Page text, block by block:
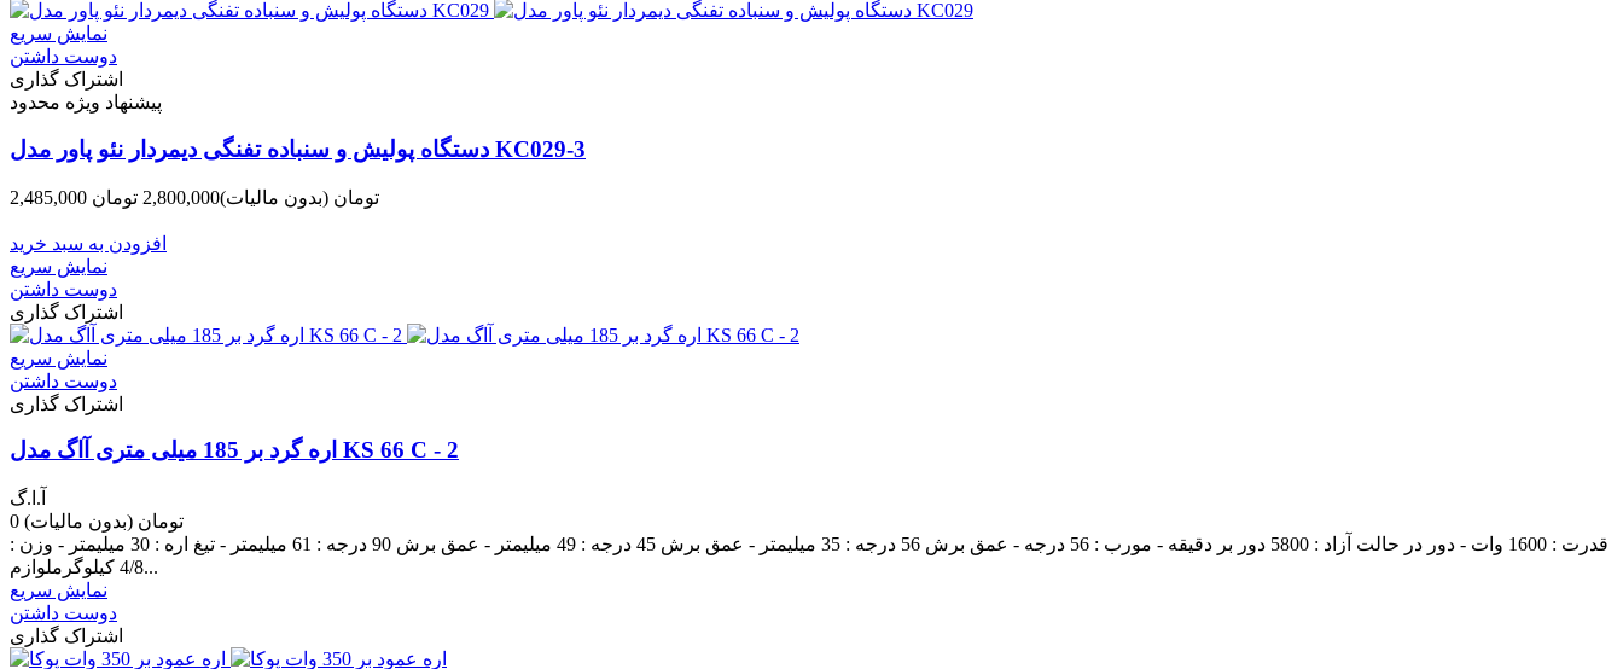
نمایش سریع
دوست داشتن
اشتراک گذاری
پیشنهاد ویژه محدود
دستگاه پولیش و سنباده تفنگی دیمردار نئو پاور مدل KC029-3
2,485,000 تومان (بدون مالیات)2,800,000 تومان
افزودن به سبد خرید
نمایش سریع
دوست داشتن
اشتراک گذاری
نمایش سریع
دوست داشتن
اشتراک گذاری
اره گرد بر 185 میلی متری آاگ مدل KS 66 C - 2
آ.ا.گ
0 تومان (بدون مالیات)
قدرت : 1600 وات - دور در حالت آزاد : 5800 دور بر دقیقه - مورب : 56 درجه - عمق برش 56 درجه : 35 میلیمتر - عمق برش 45 درجه : 49 میلیمتر - عمق برش 90 درجه : 61 میلیمتر - تیغ اره : 30 میلیمتر - وزن :
4/8 کیلوگرملوازم...
نمایش سریع
دوست داشتن
اشتراک گذاری